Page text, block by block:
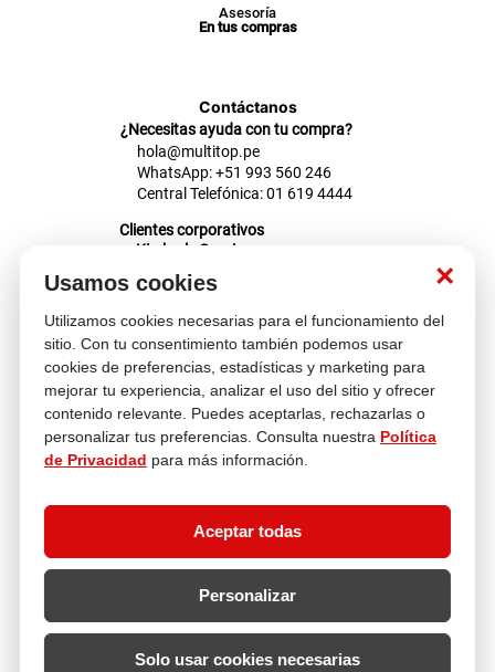
×
Usamos cookies
Utilizamos cookies necesarias para el funcionamiento del
sitio. Con tu consentimiento también podemos usar
cookies de preferencias, estadísticas y marketing para
mejorar tu experiencia, analizar el uso del sitio y ofrecer
contenido relevante. Puedes aceptarlas, rechazarlas o
personalizar tus preferencias. Consulta nuestra Política
de Privacidad para más información.
Aceptar todas
Personalizar
Solo usar cookies necesarias
Asesoría
En tus compras
Contáctanos
¿Necesitas ayuda con tu compra?
hola@multitop.pe
WhatsApp: +51 993 560 246
Central Telefónica: 01 619 4444
Clientes corporativos
Kimberly Garcia
kgarcia@multitop.pe
Tienda física
Av. Iquitos 670 - 699, La Victoria
L-S: 8:00 a.m. - 6:30 p.m.
Feriados: 9:00 a.m. - 5:00 p.m.
Nosotros
Descubre más